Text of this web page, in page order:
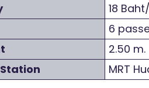
18
6
2.50 m.
MRT